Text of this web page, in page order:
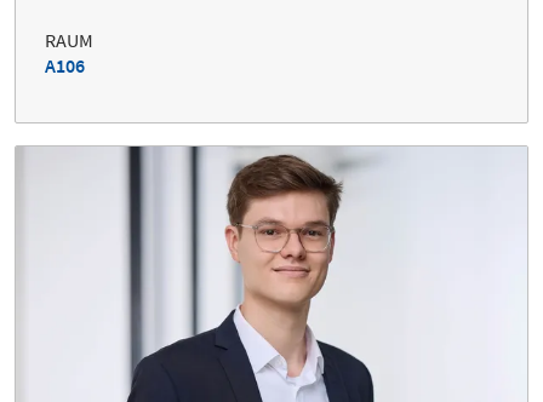
RAUM
A106